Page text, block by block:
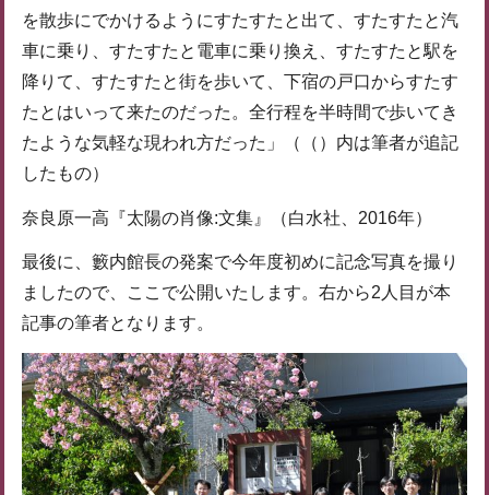
を散歩にでかけるようにすたすたと出て、すたすたと汽
車に乗り、すたすたと電車に乗り換え、すたすたと駅を
降りて、すたすたと街を歩いて、下宿の戸口からすたす
たとはいって来たのだった。全行程を半時間で歩いてき
たような気軽な現われ方だった」（（）内は筆者が追記
したもの）
奈良原一高『太陽の肖像:文集』（白水社、2016年）
最後に、籔内館長の発案で今年度初めに記念写真を撮り
ましたので、ここで公開いたします。右から2人目が本
記事の筆者となります。